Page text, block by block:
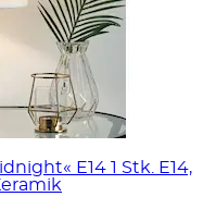
E14 1 Stk. E14,